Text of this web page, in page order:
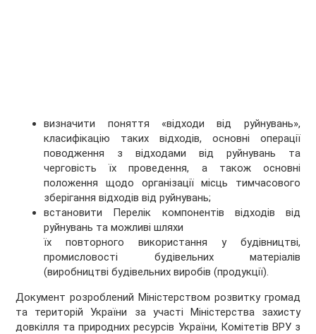
визначити поняття «відходи від руйнувань»,
класифікацію таких відходів, основні операції
поводження з відходами від руйнувань та
черговість їх проведення, а також основні
положення щодо організації місць тимчасового
зберігання відходів від руйнувань;
встановити Перелік компонентів відходів від
руйнувань та можливі шляхи
їх повторного використання у будівництві,
промисловості будівельних матеріалів
(виробництві будівельних виробів (продукції).
Документ розроблений Міністерством розвитку громад
та територій України за участі Міністерства захисту
довкілля та природних ресурсів України, Комітетів ВРУ з